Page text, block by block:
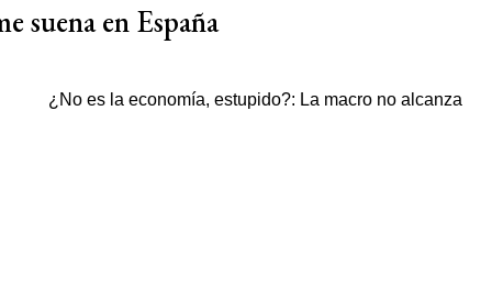
suena en España